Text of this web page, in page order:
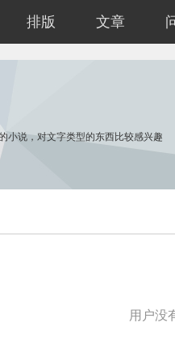
排版 文章
小说，对文字类型的东西比较感兴趣
用户没